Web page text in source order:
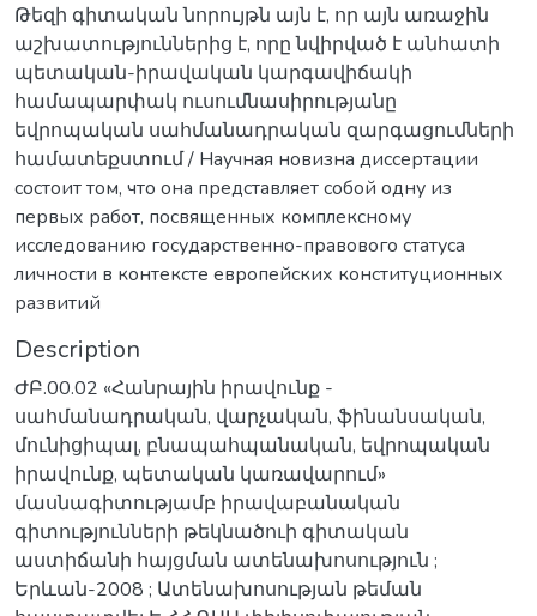
Թեզի գիտական ​​նորույթն այն է, որ այն առաջին
աշխատություններից է, որը նվիրված է անհատի
պետական-իրավական կարգավիճակի
համապարփակ ուսումնասիրությանը
եվրոպական սահմանադրական զարգացումների
համատեքստում / Научная новизна диссертации
состоит том, что она представляет собой одну из
первых работ, посвященных комплексному
исследованию государственно-правового статуса
личности в контексте европейских конституционных
развитий
Description
ԺԲ.00.02 «Հանրային իրավունք -
սահմանադրական, վարչական, ֆինանսական,
մունիցիպալ, բնապահպանական, եվրոպական
իրավունք, պետական կառավարում»
մասնագիտությամբ իրավաբանական
գիտությունների թեկնածուի գիտական
աստիճանի հայցման ատենախոսություն ;
Երևան-2008 ; Ատենախոսության թեման